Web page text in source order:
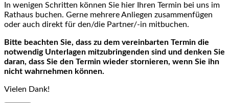
In wenigen Schritten können Sie hier Ihren Termin bei uns im
Rathaus buchen. Gerne mehrere Anliegen zusammenfügen
oder auch direkt für den/die Partner/-in mitbuchen.
Bitte beachten Sie, dass zu dem vereinbarten Termin die
notwendig Unterlagen mitzubringenden sind und denken Sie
daran, dass Sie den Termin wieder stornieren, wenn Sie ihn
nicht wahrnehmen können.
Vielen Dank!